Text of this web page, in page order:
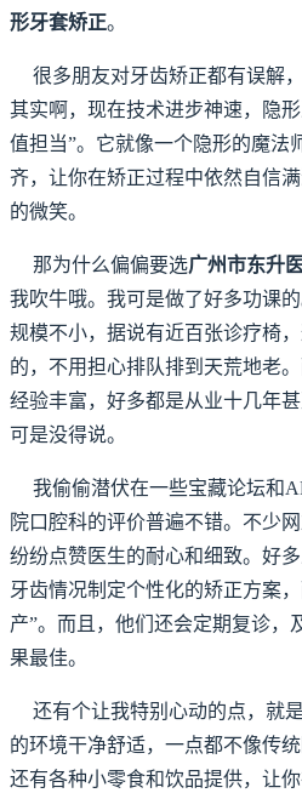
形牙套矫正。
很多朋友对牙齿矫正都有误解
其实啊，现在技术进步神速，隐
值担当”。它就像一个隐形的魔法
齐，让你在矫正过程中依然自信
的微笑。
那为什么偏偏要选广州市东升
我吹牛哦。我可是做了好多功课
规模不小，据说有近百张诊疗椅
的，不用担心排队排到天荒地老
经验丰富，好多都是从业十几年
可是没得说。
我偷偷潜伏在一些宝藏论坛和
院口腔科的评价普遍不错。不少
纷纷点赞医生的耐心和细致。好
牙齿情况制定个性化的矫正方案
产”。而且，他们还会定期复诊，
果最佳。
还有个让我特别心动的点，就
的环境干净舒适，一点都不像传
还有各种小零食和饮品提供，让